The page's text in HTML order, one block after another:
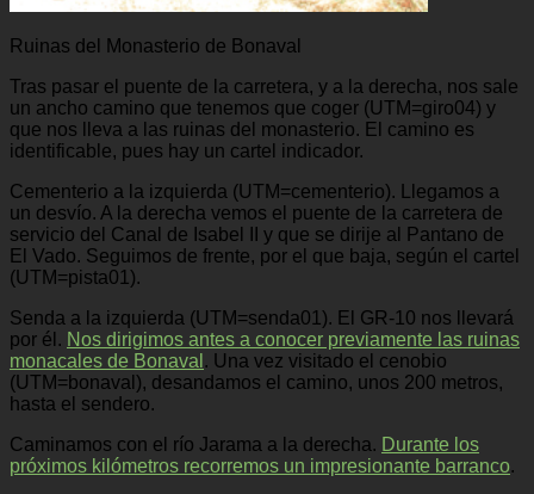
Ruinas del Monasterio de Bonaval
Tras pasar el puente de la carretera, y a la derecha, nos sale
un ancho camino que tenemos que coger (UTM=giro04) y
que nos lleva a las ruinas del monasterio. El camino es
identificable, pues hay un cartel indicador.
Cementerio a la izquierda (UTM=cementerio). Llegamos a
un desvío. A la derecha vemos el puente de la carretera de
servicio del Canal de Isabel II y que se dirije al Pantano de
El Vado. Seguimos de frente, por el que baja, según el cartel
(UTM=pista01).
Senda a la izquierda (UTM=senda01). El GR-10 nos llevará
por él. Nos dirigimos antes a conocer previamente las ruinas
monacales de Bonaval . Una vez visitado el cenobio
(UTM=bonaval), desandamos el camino, unos 200 metros,
hasta el sendero.
Caminamos con el río Jarama a la derecha. Durante los
próximos kilómetros recorremos un impresionante barranco.